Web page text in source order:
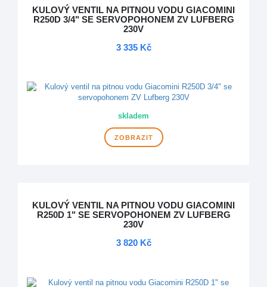
KULOVÝ VENTIL NA PITNOU VODU GIACOMINI
R250D 3/4" SE SERVOPOHONEM ZV LUFBERG
230V
3 335 Kč
skladem
ZOBRAZIT
KULOVÝ VENTIL NA PITNOU VODU GIACOMINI
R250D 1" SE SERVOPOHONEM ZV LUFBERG
230V
3 820 Kč